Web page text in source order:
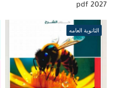
2027 pdf
الثانوية العامه